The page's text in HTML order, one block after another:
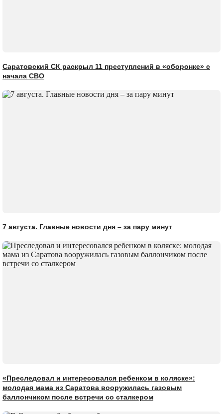
Саратовский СК раскрыл 11 преступлений в «оборонке» с
начала СВО
7 августа. Главные новости дня – за пару минут
«Преследовал и интересовался ребенком в коляске»:
молодая мама из Саратова вооружилась газовым
баллончиком после встречи со сталкером